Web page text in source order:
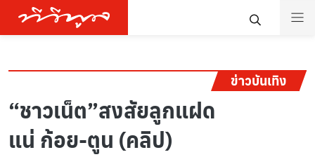
ข่าวบันเทิง
“ชาวเน็ต”สงสัยลูกแฝด
แน่ ก้อย-ตูน (คลิป)